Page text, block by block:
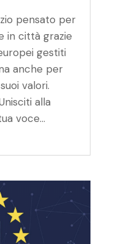
pensato per
in città grazie
gestiti
anche per
valori.
alla
voce...